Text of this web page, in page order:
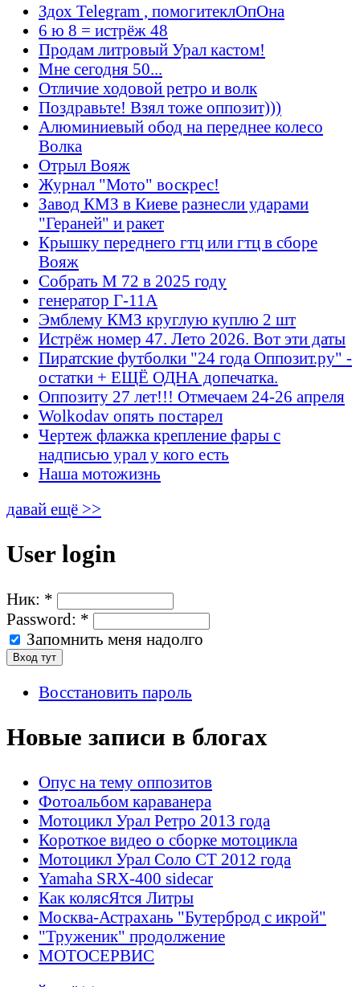
Здох Telegram , помогитеклОпОна
6 ю 8 = истрёж 48
Продам литровый Урал кастом!
Мне сегодня 50...
Отличие ходовой ретро и волк
Поздравьте! Взял тоже оппозит)))
Алюминиевый обод на переднее колесо
Волка
Отрыл Вояж
Журнал "Мото" воскрес!
Завод КМЗ в Киеве разнесли ударами
"Гераней" и ракет
Крышку переднего гтц или гтц в сборе
Вояж
Собрать М 72 в 2025 году
генератор Г-11А
Эмблему КМЗ круглую куплю 2 шт
Истрёж номер 47. Лето 2026. Вот эти даты
Пиратские футболки "24 года Оппозит.ру" -
остатки + ЕЩЁ ОДНА допечатка.
Оппозиту 27 лет!!! Отмечаем 24-26 апреля
Wolkodav опять постарел
Чертеж флажка крепление фары с
надписью урал у кого есть
Наша мотожизнь
давай ещё >>
User login
Ник: *
Password: *
Запомнить меня надолго
Восстановить пароль
Новые записи в блогах
Опус на тему оппозитов
Фотоальбом караванера
Мотоцикл Урал Ретро 2013 года
Короткое видео о сборке мотоцикла
Мотоцикл Урал Соло СТ 2012 года
Yamaha SRX-400 sidecar
Как колясЯтся Литры
Москва-Астрахань "Бутерброд с икрой"
"Труженик" продолжение
МОТОСЕРВИС